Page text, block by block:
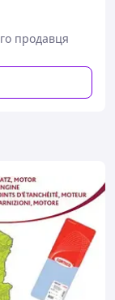
продавця